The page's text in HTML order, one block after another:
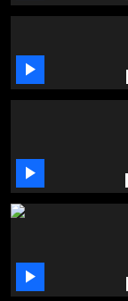


